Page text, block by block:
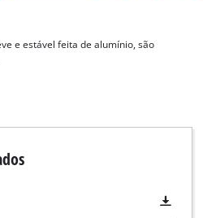
e estável feita de alumínio, são